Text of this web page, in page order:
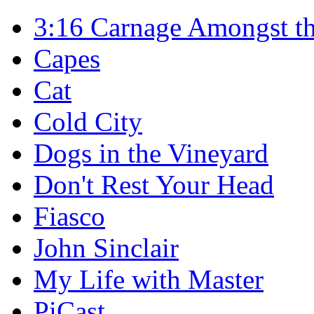
3:16 Carnage Amongst
Capes
Cat
Cold City
Dogs in the Vineyard
Don't Rest Your Head
Fiasco
John Sinclair
My Life with Master